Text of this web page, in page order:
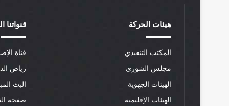
هيئات الحركة
المكتب التنفيذي
مجلس الشورى
الهيئات الجهوية
الهيئات الإقليمية
قنواتنا
قناة
رياض
البث
صفحة